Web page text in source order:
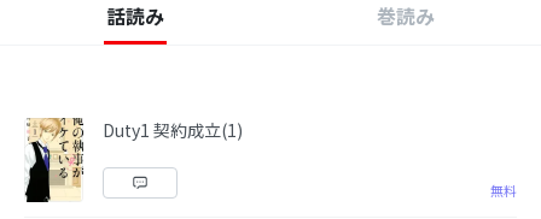
話読み 巻読み
Duty1 契約成立(1)
無料